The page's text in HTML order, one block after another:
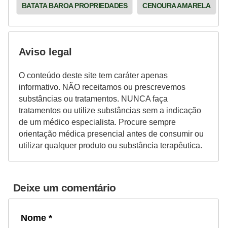
BATATA BAROA PROPRIEDADES CENOURA AMARELA
Aviso legal
O conteúdo deste site tem caráter apenas
informativo. NÃO receitamos ou prescrevemos
substâncias ou tratamentos. NUNCA faça
tratamentos ou utilize substâncias sem a indicação
de um médico especialista. Procure sempre
orientação médica presencial antes de consumir ou
utilizar qualquer produto ou substância terapêutica.
Deixe um comentário
Nome *